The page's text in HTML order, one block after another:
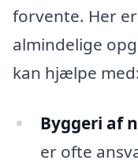
forvente. Her
almindelige
kan hjælpe med:
Byggeri af
er ofte